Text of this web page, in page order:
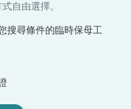
自由選擇。
搜尋條件的臨時保母工